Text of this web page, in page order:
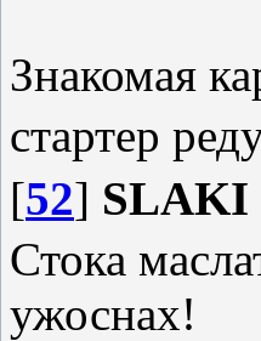
Знакомая
стартер
[52] SLAKI
Стока
ужоснах!